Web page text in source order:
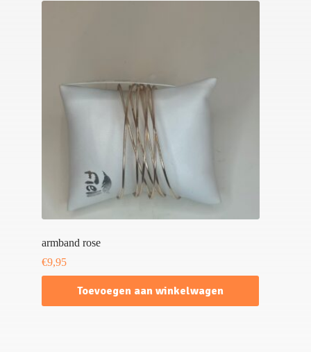
armband rose
€9,95
Toevoegen aan winkelwagen